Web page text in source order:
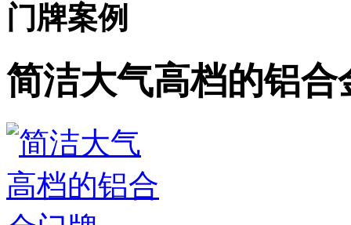
门牌案例
简洁大气高档的铝合